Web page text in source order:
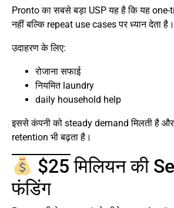
Pronto का सबसे बड़ा USP यह है कि यह
नहीं बल्कि repeat use cases पर ध्यान देता है।
उदाहरण के लिए:
रोजाना सफाई
नियमित laundry
daily household help
इससे कंपनी को steady demand मिलती है
retention भी बढ़ता है।
$25 मिलियन की
फंडिंग